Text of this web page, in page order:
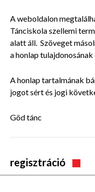
A weboldalon
Tánciskola szellemi
alatt áll. Szöveget
a honlap
A honlap tartalmának
jogot sért és jogi
Göd tánc
regisztráció